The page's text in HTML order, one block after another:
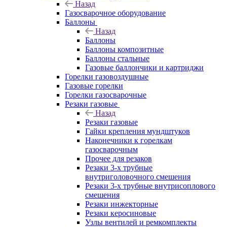
Назад
Газосварочное оборудование
Баллоны
Назад
Баллоны
Баллоны композитные
Баллоны стальные
Газовые баллончики и картриджи
Горелки газовоздушные
Газовые горелки
Горелки газосварочные
Резаки газовые
Назад
Резаки газовые
Гайки крепления мундштуков
Наконечники к горелкам
газосварочным
Прочее для резаков
Резаки 3-х трубные
внутриголовочного смешения
Резаки 3-х трубные внутрисоплового
смешения
Резаки инжекторные
Резаки керосиновые
Узлы вентилей и ремкомплекты